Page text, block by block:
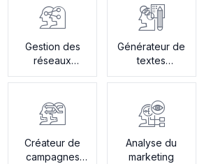
Gestion des
réseaux
sociaux
Générateur de
textes
publicitaires
Créateur de
campagnes
Analyse du
marketing